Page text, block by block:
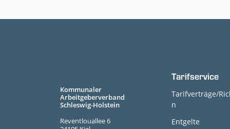
Kommunaler
Arbeitgeberverband
Schleswig-Holstein
Reventlouallee 6
Tarifservice
Tarifverträge/
n
Entgelte